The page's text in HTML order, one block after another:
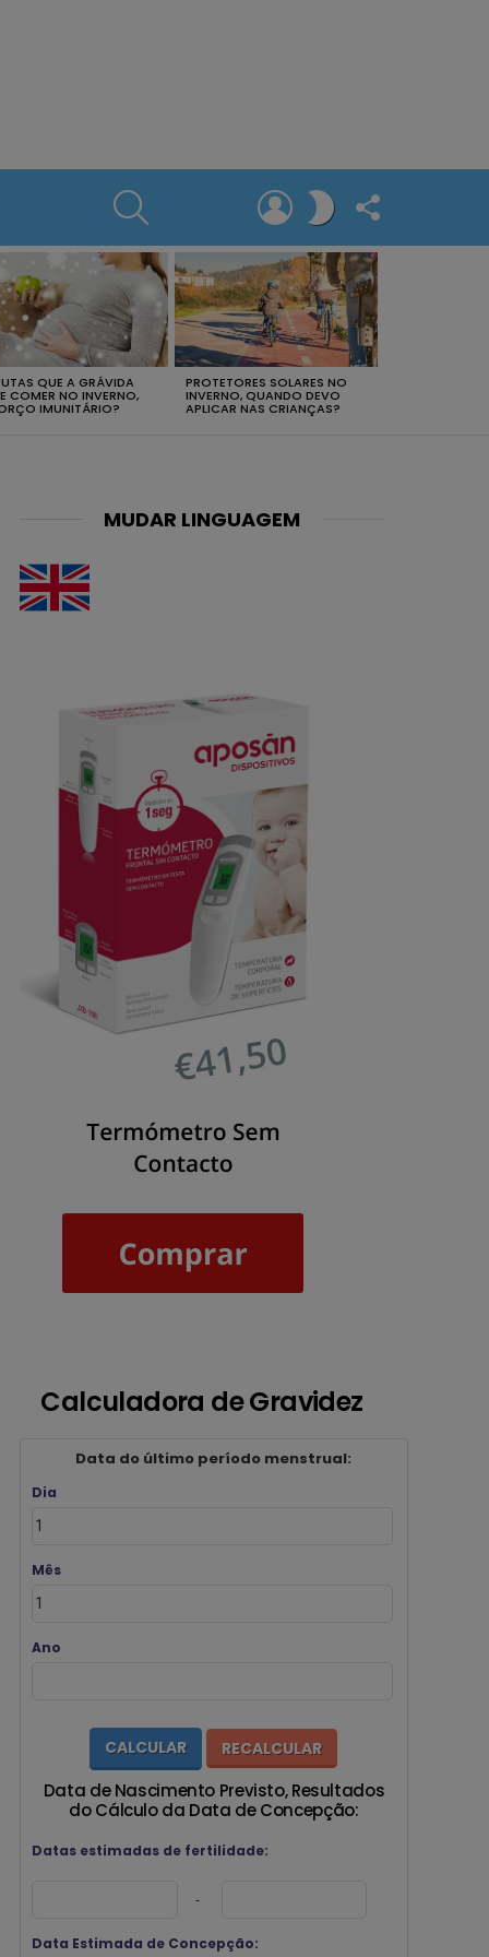
LOGIN
SWITCH
SKIN
QUE A GRÁVIDA
COMER NO INVERNO,
IMUNITÁRIO?
PROTETORES SOLARES NO
INVERNO, QUANDO DEVO
APLICAR NAS CRIANÇAS?
MUDAR LINGUAGEM
Calculadora de Gravidez
Data do último período menstrual:
Dia
Mês
Ano
Data de Nascimento Previsto, Resultados
do Cálculo da Data de Concepção:
Datas estimadas de fertilidade:
-
Data Estimada de Concepção: